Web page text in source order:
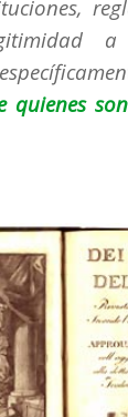
a
quienes